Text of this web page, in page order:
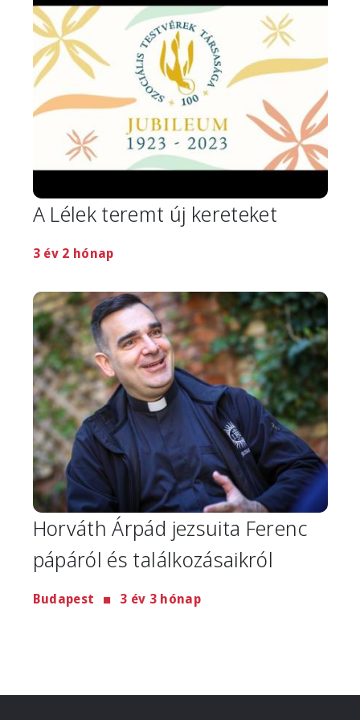
A Lélek teremt új kereteket
3 év 2 hónap
Image
Horváth Árpád jezsuita Ferenc
pápáról és találkozásaikról
Budapest 3 év 3 hónap